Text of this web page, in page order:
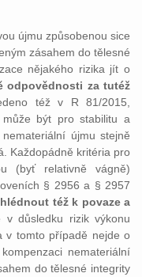
újmu způsobenou sice
zásahem do tělesné
nějakého rizika jít o
odpovědnosti za tutéž
též v R 81/2015,
může být pro stabilitu a
újmu stejně
Každopádně kritéria pro
(byť relativně vágně)
§ 2956 a § 2957
též k povaze a
v důsledku rizik výkonu
v tomto případě nejde o
nemateriální
do tělesné integrity